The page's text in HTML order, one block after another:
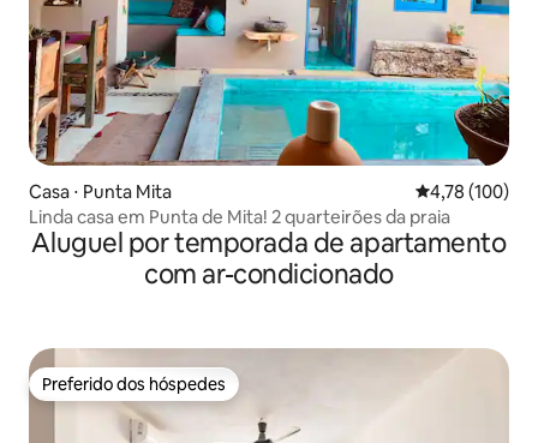
Casa ⋅ Punta Mita 4,78 de uma
4,78 (100)
Linda casa em Punta de Mita! 2 quarteirões da praia
Aluguel por temporada de apartamento
com ar-condicionado
Preferido dos hóspedes
Preferido dos hóspedes